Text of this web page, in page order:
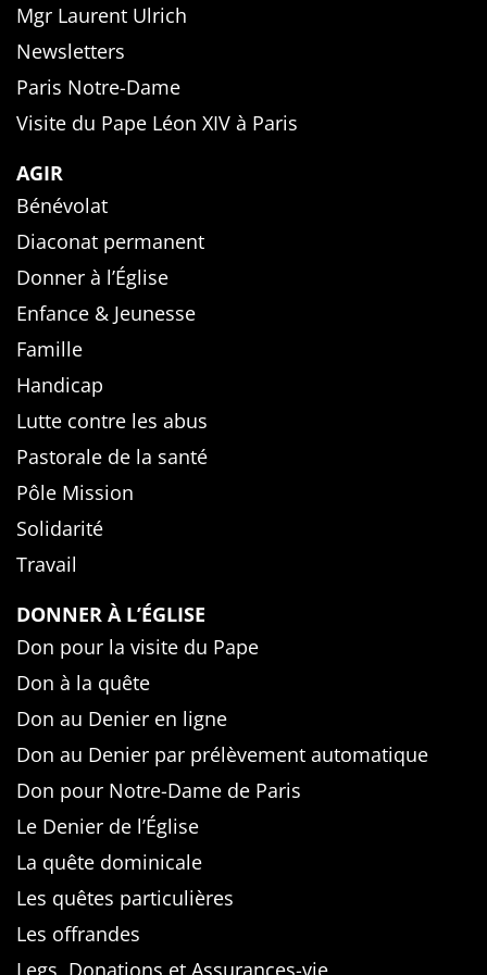
Mgr Laurent Ulrich
Newsletters
Paris Notre-Dame
Visite du Pape Léon XIV à Paris
AGIR
Bénévolat
Diaconat permanent
Donner à l’Église
Enfance & Jeunesse
Famille
Handicap
Lutte contre les abus
Pastorale de la santé
Pôle Mission
Solidarité
Travail
DONNER À L’ÉGLISE
Don pour la visite du Pape
Don à la quête
Don au Denier en ligne
Don au Denier par prélèvement automatique
Don pour Notre-Dame de Paris
Le Denier de l’Église
La quête dominicale
Les quêtes particulières
Les offrandes